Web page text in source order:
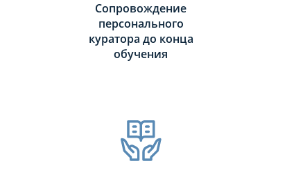
Сопровождение
персонального
куратора до конца
обучения